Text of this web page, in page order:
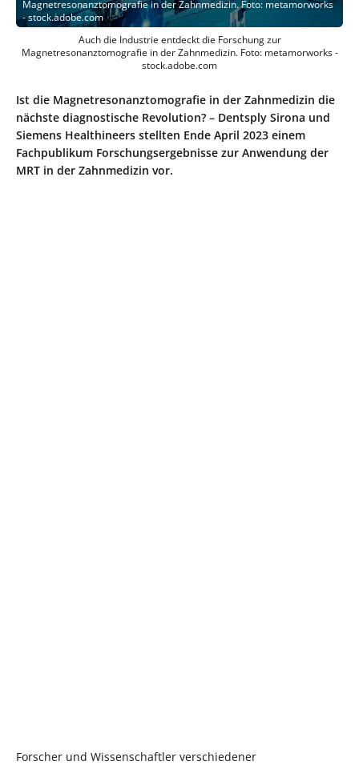
Magnetresonanztomografie in der Zahnmedizin. Foto: metamorworks
- stock.adobe.com
Auch die Industrie entdeckt die Forschung zur
Magnetresonanztomografie in der Zahnmedizin. Foto: metamorworks -
stock.adobe.com
Ist die Magnetresonanztomografie in der Zahnmedizin die
nächste diagnostische Revolution? – Dentsply Sirona und
Siemens Healthineers stellten Ende April 2023 einem
Fachpublikum Forschungsergebnisse zur Anwendung der
MRT in der Zahnmedizin vor.
Forscher und Wissenschaftler verschiedener